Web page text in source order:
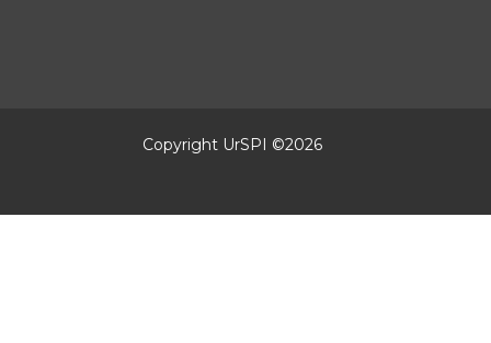
Copyright UrSPI ©2026